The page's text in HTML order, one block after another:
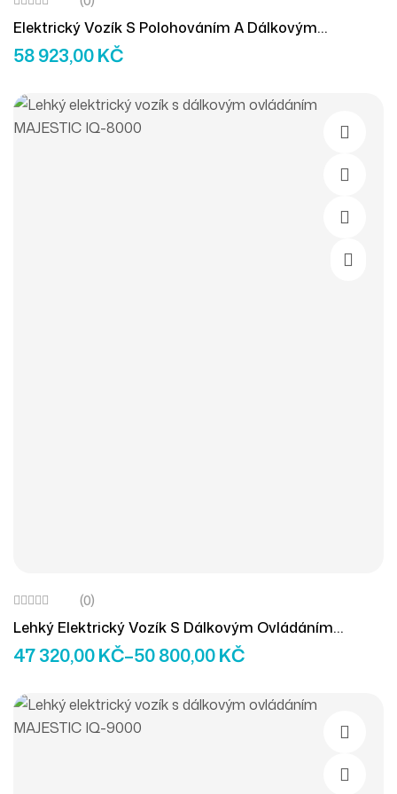
Elektrický Vozík S Polohováním A Dálkovým
Ovládáním ComfyGO-X9
58 923,00KČ
Výběr
(0)
Lehký Elektrický Vozík S Dálkovým Ovládáním
MAJESTIC IQ-8000
47 320,00KČ–50 800,00KČ